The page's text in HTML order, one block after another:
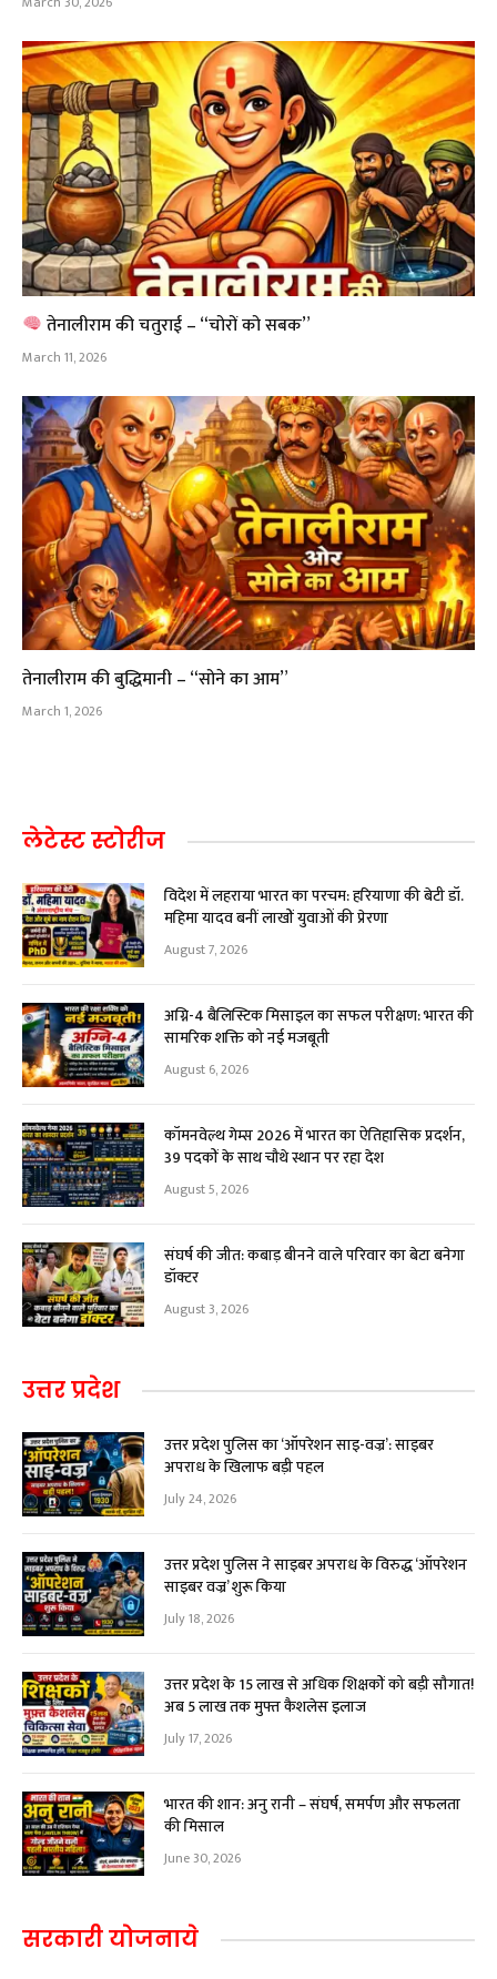
तेनालीराम की चतुराई – “चोरों को सबक”
March 11, 2026
तेनालीराम की बुद्धिमानी – “सोने का आम”
March 1, 2026
लेटेस्ट स्टोरीज
विदेश में लहराया भारत का परचम: हरियाणा की बेटी डॉ.
महिमा यादव बनीं लाखों युवाओं की प्रेरणा
August 7, 2026
अग्नि-4 बैलिस्टिक मिसाइल का सफल परीक्षण: भारत की
सामरिक शक्ति को नई मजबूती
August 6, 2026
कॉमनवेल्थ गेम्स 2026 में भारत का ऐतिहासिक प्रदर्शन,
39 पदकों के साथ चौथे स्थान पर रहा देश
August 5, 2026
संघर्ष की जीत: कबाड़ बीनने वाले परिवार का बेटा बनेगा
डॉक्टर
August 3, 2026
उत्तर प्रदेश
उत्तर प्रदेश पुलिस का ‘ऑपरेशन साइ-वज्र’: साइबर
अपराध के खिलाफ बड़ी पहल
July 24, 2026
उत्तर प्रदेश पुलिस ने साइबर अपराध के विरुद्ध ‘ऑपरेशन
साइबर वज्र’ शुरू किया
July 18, 2026
उत्तर प्रदेश के 15 लाख से अधिक शिक्षकों को बड़ी सौगात!
अब ₹5 लाख तक मुफ्त कैशलेस इलाज
July 17, 2026
भारत की शान: अनु रानी – संघर्ष, समर्पण और सफलता
की मिसाल
June 30, 2026
सरकारी योजनाये